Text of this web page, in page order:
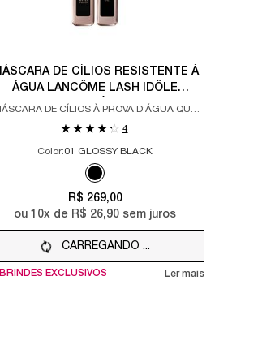
LASH IDÔLE LANCÔME, 1 of 2
Preto color for MÁSCARA DE CÍLIOS LASH IDÔLE
DE CÍLIOS RESISTENTE À
ÁGUA LANCÔME LASH IDÔLE
WATERPROOF MÁSCARA PRETA
DE CÍLIOS À PROVA D’ÁGUA QUE
4
Color:01 GLOSSY BLACK
Selected
01 GLOSSY BLACK color for
R$ 269,00
ou 10x de R$ 26,90 sem juros
CARREGANDO ...
BRINDES EXCLUSIVOS Ler mais